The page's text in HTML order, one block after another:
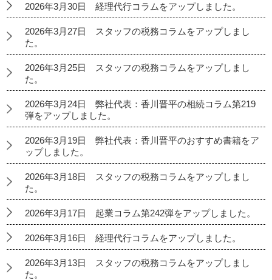
2026年3月30日 経理代行コラムをアップしました。
2026年3月27日 スタッフの税務コラムをアップしまし
た。
2026年3月25日 スタッフの税務コラムをアップしまし
た。
2026年3月24日 弊社代表：香川晋平の相続コラム第219
弾をアップしました。
2026年3月19日 弊社代表：香川晋平のおすすめ書籍をア
ップしました。
2026年3月18日 スタッフの税務コラムをアップしまし
た。
2026年3月17日 起業コラム第242弾をアップしました。
2026年3月16日 経理代行コラムをアップしました。
2026年3月13日 スタッフの税務コラムをアップしまし
た。